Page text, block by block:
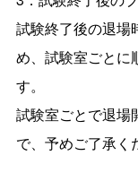
試験終了後の退場
め、試験室ごとに
す。
試験室ごとで退場
で、予めご了承く